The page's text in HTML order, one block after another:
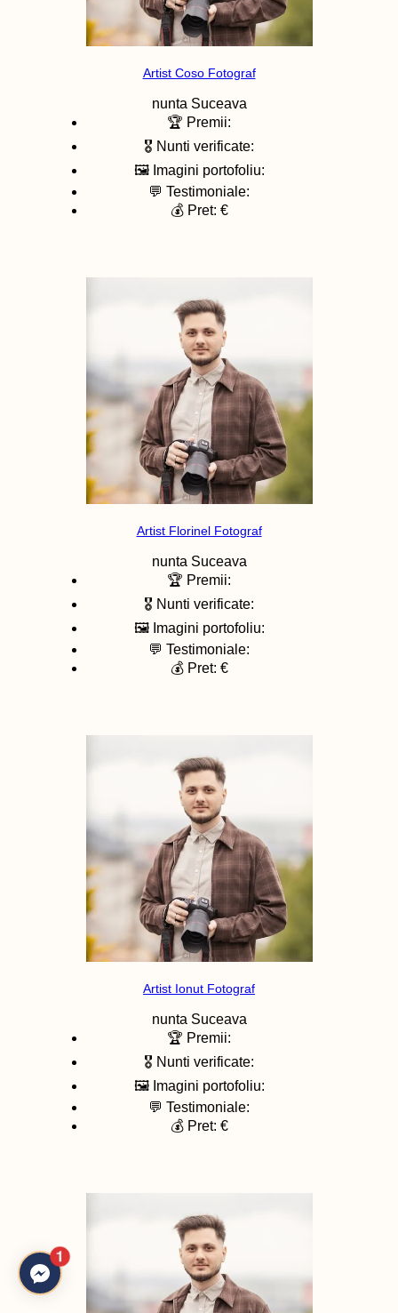
Artist Coso Fotograf
nunta Suceava
🏆 Premii:
🎖️ Nunti verificate:
🖼️ Imagini portofoliu:
💬 Testimoniale:
💰 Pret: €
Artist Florinel Fotograf
nunta Suceava
🏆 Premii:
🎖️ Nunti verificate:
🖼️ Imagini portofoliu:
💬 Testimoniale:
💰 Pret: €
Artist Ionut Fotograf
nunta Suceava
🏆 Premii:
🎖️ Nunti verificate:
🖼️ Imagini portofoliu:
💬 Testimoniale:
💰 Pret: €